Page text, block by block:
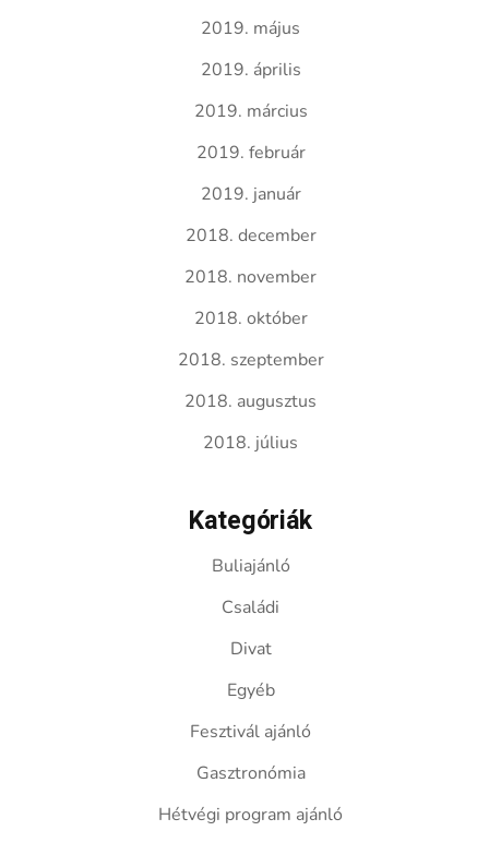
2019. május
2019. április
2019. március
2019. február
2019. január
2018. december
2018. november
2018. október
2018. szeptember
2018. augusztus
2018. július
Kategóriák
Buliajánló
Családi
Divat
Egyéb
Fesztivál ajánló
Gasztronómia
Hétvégi program ajánló